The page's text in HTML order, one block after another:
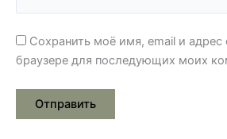
Сохранить моё имя, email и адрес
браузере для последующих моих